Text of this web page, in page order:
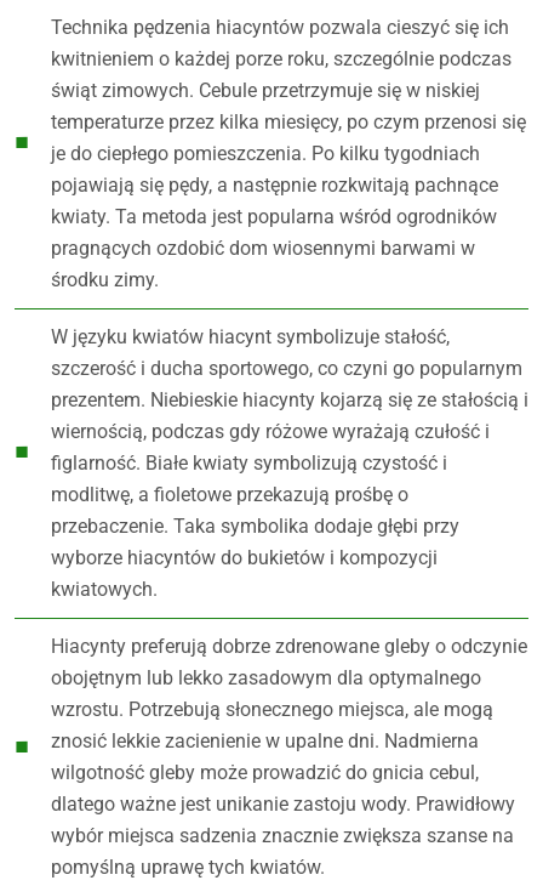
Technika pędzenia hiacyntów pozwala cieszyć się ich
kwitnieniem o każdej porze roku, szczególnie podczas
świąt zimowych. Cebule przetrzymuje się w niskiej
temperaturze przez kilka miesięcy, po czym przenosi się
je do ciepłego pomieszczenia. Po kilku tygodniach
pojawiają się pędy, a następnie rozkwitają pachnące
kwiaty. Ta metoda jest popularna wśród ogrodników
pragnących ozdobić dom wiosennymi barwami w
środku zimy.
W języku kwiatów hiacynt symbolizuje stałość,
szczerość i ducha sportowego, co czyni go popularnym
prezentem. Niebieskie hiacynty kojarzą się ze stałością i
wiernością, podczas gdy różowe wyrażają czułość i
figlarność. Białe kwiaty symbolizują czystość i
modlitwę, a fioletowe przekazują prośbę o
przebaczenie. Taka symbolika dodaje głębi przy
wyborze hiacyntów do bukietów i kompozycji
kwiatowych.
Hiacynty preferują dobrze zdrenowane gleby o odczynie
obojętnym lub lekko zasadowym dla optymalnego
wzrostu. Potrzebują słonecznego miejsca, ale mogą
znosić lekkie zacienienie w upalne dni. Nadmierna
wilgotność gleby może prowadzić do gnicia cebul,
dlatego ważne jest unikanie zastoju wody. Prawidłowy
wybór miejsca sadzenia znacznie zwiększa szanse na
pomyślną uprawę tych kwiatów.